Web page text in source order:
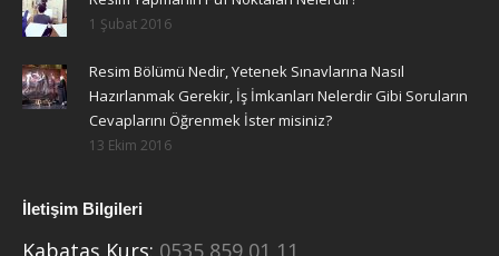
1 Şubat 2016
Resim Bölümü Nedir, Yetenek Sınavlarına Nasıl
Hazırlanmak Gerekir, İş İmkanları Nelerdir Gibi Soruların
Cevaplarını Öğrenmek İster misiniz?
13 Ekim 2016
İletişim Bilgileri
Kabataş Kurs: 0535 859 01 11